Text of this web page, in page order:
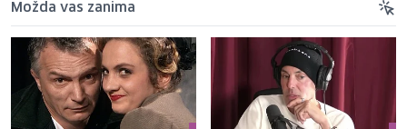
Možda vas zanima